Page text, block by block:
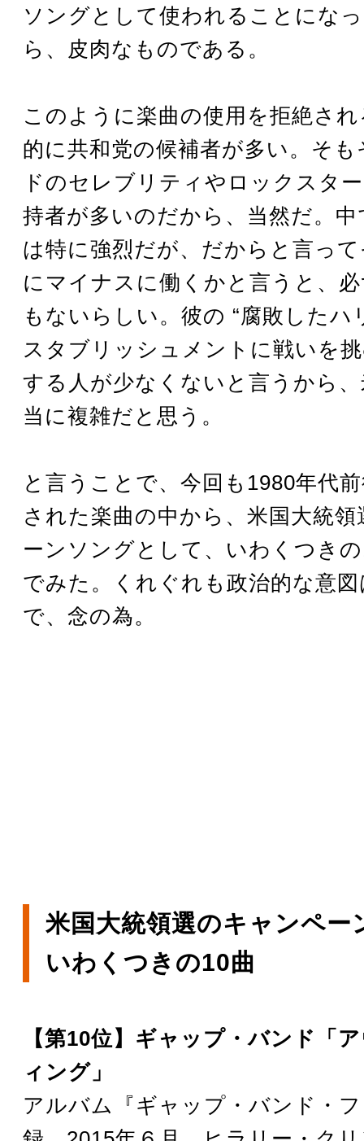
ソングとして使われることにな
ら、皮肉なものである。
このように楽曲の使用を拒絶さ
的に共和党の候補者が多い。そ
ドのセレブリティやロックスタ
持者が多いのだから、当然だ。
は特に強烈だが、だからと言っ
にマイナスに働くかと言うと、
もないらしい。彼の “腐敗したハ
スタブリッシュメントに戦いを
する人が少なくないと言うから
当に複雑だと思う。
と言うことで、今回も1980年代
された楽曲の中から、米国大統
ーンソングとして、いわくつき
でみた。くれぐれも政治的な意
で、念の為。
米国大統領選のキャンペー
いわくつきの10曲
【第10位】ギャップ・バンド「
ィング」
アルバム『ギャップ・バンド・